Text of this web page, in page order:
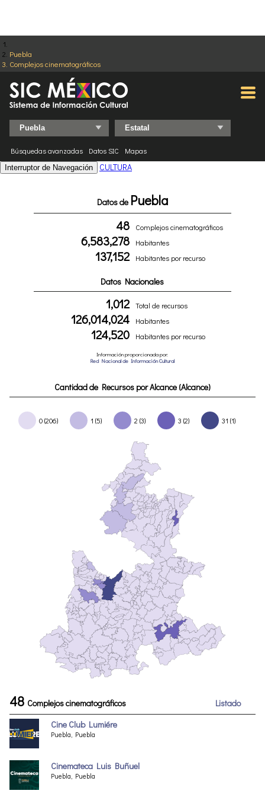
Puebla
Complejos cinematográficos
Búsquedas avanzadas Datos SIC Mapas
Interruptor de Navegación CULTURA
Datos de Puebla
48 Complejos cinematográficos
6,583,278 Habitantes
137,152 Habitantes por recurso
Datos Nacionales
1,012 Total de recursos
126,014,024 Habitantes
124,520 Habitantes por recurso
Información proporcionada por:
Red Nacional de Información Cultural
48 Complejos cinematográficos
Listado
Cine Club Lumiére
Puebla, Puebla
Cinemateca Luis Buñuel
Puebla, Puebla
Cantidad de Recursos por Alcance (Alcance)
0 (206) 1 (5) 2 (3) 3 (2) 31 (1)